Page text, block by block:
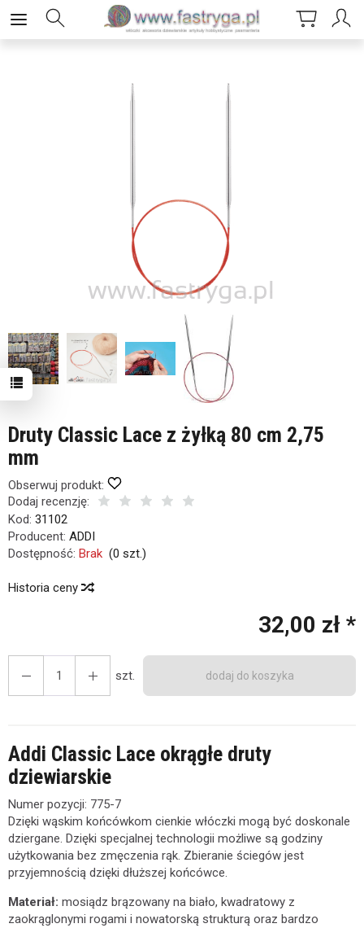
Druty Classic Lace z żyłką 80 cm 2,75
mm
Obserwuj produkt:
Dodaj recenzję:
Kod: 31102
Producent: ADDI
Dostępność: Brak (0 szt.)
Historia ceny
32,00 zł *
szt. dodaj do koszyka
Addi Classic Lace okrągłe druty
dziewiarskie
Numer pozycji: 775-7
Dzięki wąskim końcówkom cienkie włóczki mogą być doskonale
dziergane. Dzięki specjalnej technologii możliwe są godziny
użytkowania bez zmęczenia rąk. Zbieranie ściegów jest
przyjemnością dzięki dłuższej końcówce.
Materiał: mosiądz brązowany na biało, kwadratowy z
zaokrąglonymi rogami i nowatorską strukturą oraz bardzo